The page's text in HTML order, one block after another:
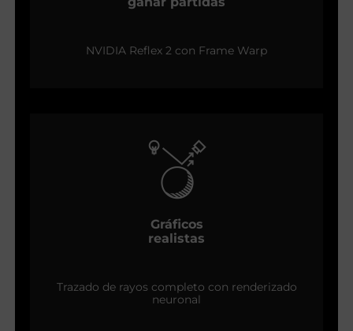
NVIDIA Reflex 2 con Frame Warp
Gráficos
realistas
Trazado de rayos completo con renderizado
neuronal